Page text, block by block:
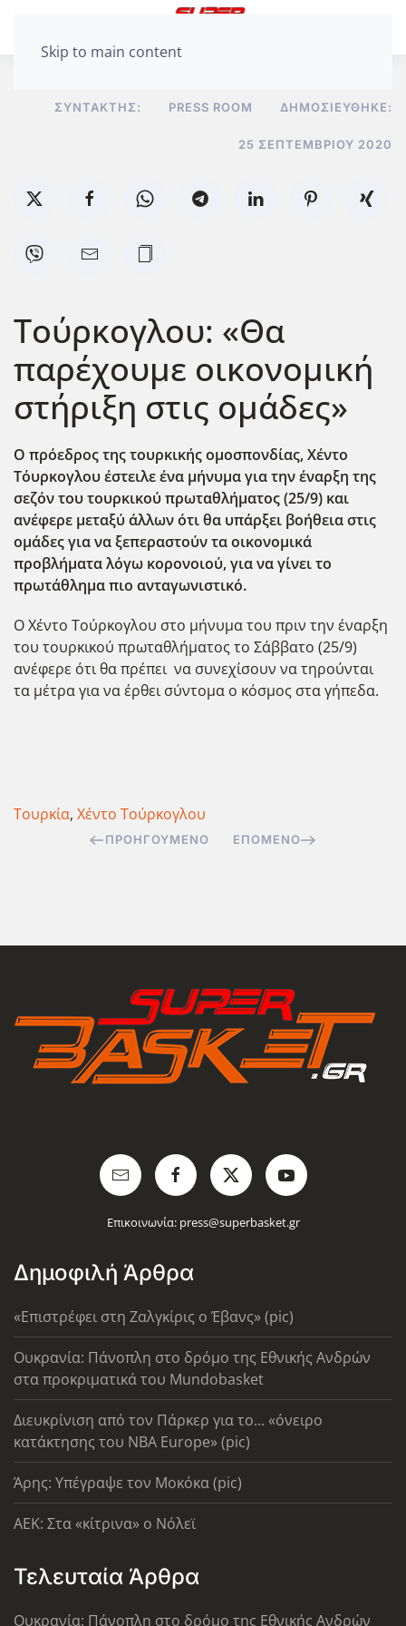
Skip to main content
ΣΥΝΤΆΚΤΗΣ: PRESS ROOM ΔΗΜΟΣΙΕΎΘΗΚΕ:
25 ΣΕΠΤΕΜΒΡΊΟΥ 2020
Τούρκογλου: «Θα
παρέχουμε οικονομική
στήριξη στις ομάδες»
O πρόεδρος της τουρκικής ομοσπονδίας, Χέντο
Τόυρκογλου έστειλε ένα μήνυμα για την έναρξη της
σεζόν του τουρκικού πρωταθλήματος (25/9) και
ανέφερε μεταξύ άλλων ότι θα υπάρξει βοήθεια στις
ομάδες για να ξεπεραστούν τα οικονομικά
προβλήματα λόγω κορονοιού, για να γίνει το
πρωτάθλημα πιο ανταγωνιστικό.
Ο Χέντο Τούρκογλου στο μήνυμα του πριν την έναρξη
του τουρκικού πρωταθλήματος το Σάββατο (25/9)
ανέφερε ότι θα πρέπει να συνεχίσουν να τηρούνται
τα μέτρα για να έρθει σύντομα ο κόσμος στα γήπεδα.
Τουρκία, Χέντο Τούρκογλου
ΠΡΟΗΓΟΎΜΕΝΟ ΕΠΌΜΕΝΟ
Επικοινωνία: press@superbasket.gr
Δημοφιλή Άρθρα
«Επιστρέφει στη Ζαλγκίρις ο Έβανς» (pic)
Ουκρανία: Πάνοπλη στο δρόμο της Εθνικής Ανδρών
στα προκριματικά του Mundobasket
Διευκρίνιση από τον Πάρκερ για το... «όνειρο
κατάκτησης του ΝΒΑ Europe» (pic)
Άρης: Υπέγραψε τον Μοκόκα (pic)
AEK: Στα «κίτρινα» ο Νόλεϊ
Τελευταία Άρθρα
Ουκρανία: Πάνοπλη στο δρόμο της Εθνικής Ανδρών